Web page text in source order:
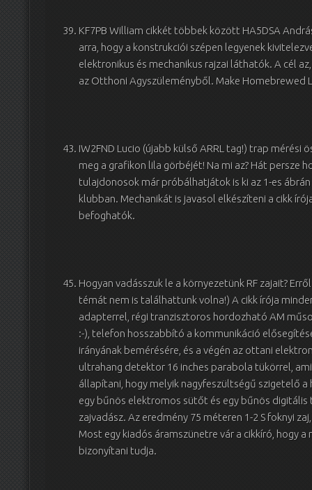
KF7PB William cikkét többek között HA5DSA
arra, hogy a konstrukciói szépen legyenek
elektronikus és mechanikus rajzai láthatók. A cél
az Otthoni Agyszüleményből. Make Homebrewed
IW2FND Lucio (újabb külső ARRL tag!) trap
meg a grafikon lila görbéjét! Na mi az? Hát persze
tulajdonosok már próbálhatjátok is ki az 1-es
klubban. Mechanikát is javasol elkészíteni a cikk
befoghatók.
Hogyan vadásszuk le a környezetünk RF zajait?
témát nem is találhattunk volna!) A cikk írója
adapterrel, régi tranzisztoros hordozható AM
:-), telefon hosszabbító a kommunikáció
irányának bemérésére, és a végén az ottani
ultrahang detektor 16 inches parabola tükörrel,
állapítani, hogy melyik nagyfeszültségű szigetelő
egy bűnös elektromos sütőt és egy bűnös
zajvadász. Az eredmény 75 méteren 1-2 S foknyi
Most egy kiadós áramszünetre vár a cikkíró, hogy
bizonyítani tudja.